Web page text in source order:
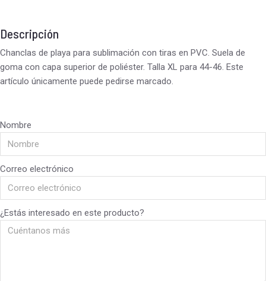
Descripción
Chanclas de playa para sublimación con tiras en PVC. Suela de
goma con capa superior de poliéster. Talla XL para 44-46. Este
artículo únicamente puede pedirse marcado.
Nombre
Correo electrónico
¿Estás interesado en este producto?